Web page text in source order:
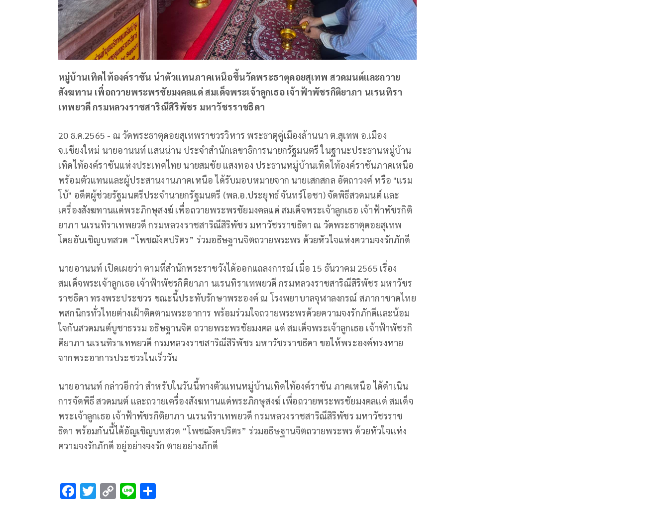
หมู่บ้านเทิดไท้องค์ราชัน นำตัวแทนภาคเหนือขึ้นวัดพระธาตุดอยสุเทพ สวดมนต์และถวาย
สังฆทาน เพื่อถวายพระพรชัยมงคลแด่ สมเด็จพระเจ้าลูกเธอ เจ้าฟ้าพัชรกิติยาภา นเรนทิรา
เทพยวดี กรมหลวงราชสาริณีสิริพัชร มหาวัชรราชธิดา
20 ธ.ค.2565 - ณ วัดพระธาตุดอยสุเทพราชวรวิหาร พระธาตุคู่เมืองล้านนา ต.สุเทพ อ.เมือง
จ.เชียงใหม่ นายอานนท์ แสนน่าน ประจำสำนักเลขาธิการนายกรัฐมนตรี ในฐานะประธานหมู่บ้าน
เทิดไท้องค์ราชันแห่งประเทศไทย นายสมชัย แสงทอง ประธานหมู่บ้านเทิดไท้องค์ราชันภาคเหนือ
พร้อมตัวแทนและผู้ประสานงานภาคเหนือ ได้รับมอบหมายจาก นายเสกสกล อัตถาวงศ์ หรือ "แรม
โบ้" อดีตผู้ช่วยรัฐมนตรีประจำนายกรัฐมนตรี (พล.อ.ประยุทธ์ จันทร์โอชา) จัดพิธีสวดมนต์ และ
เครื่องสังฆทานแด่พระภิกษุสงฆ์ เพื่อถวายพระพรชัยมงคลแด่ สมเด็จพระเจ้าลูกเธอ เจ้าฟ้าพัชรกิติ
ยาภา นเรนทิราเทพยวดี กรมหลวงราชสาริณีสิริพัชร มหาวัชรราชธิดา ณ วัดพระธาตุดอยสุเทพ
โดยอันเชิญบทสวด “โพชฌังคปริตร” ร่วมอธิษฐานจิตถวายพระพร ด้วยหัวใจแห่งความจงรักภักดี
นายอานนท์ เปิดเผยว่า ตามที่สำนักพระราชวังได้ออกแถลงการณ์ เมื่อ 15 ธันวาคม 2565 เรื่อง
สมเด็จพระเจ้าลูกเธอ เจ้าฟ้าพัชรกิติยาภา นเรนทิราเทพยวดี กรมหลวงราชสาริณีสิริพัชร มหาวัชร
ราชธิดา ทรงพระประชวร ขณะนี้ประทับรักษาพระองค์ ณ โรงพยาบาลจุฬาลงกรณ์ สภากาชาดไทย
พสกนิกรทั่วไทยต่างเฝ้าติดตามพระอาการ พร้อมร่วมใจถวายพระพรด้วยความจงรักภักดีและน้อม
ใจกันสวดมนต์บูชาธรรม อธิษฐานจิต ถวายพระพรชัยมงคล แด่ สมเด็จพระเจ้าลูกเธอ เจ้าฟ้าพัชรกิ
ติยาภา นเรนทิราเทพยวดี กรมหลวงราชสาริณีสิริพัชร มหาวัชรราชธิดา ขอให้พระองค์ทรงหาย
จากพระอาการประชวรในเร็ววัน
นายอานนท์ กล่าวอีกว่า สำหรับในวันนี้ทางตัวแทนหมู่บ้านเทิดไท้องค์ราชัน ภาคเหนือ ได้ดำเนิน
การจัดพิธี สวดมนต์ และถวายเครื่องสังฆทานแด่พระภิกษุสงฆ์ เพื่อถวายพระพรชัยมงคลแด่ สมเด็จ
พระเจ้าลูกเธอ เจ้าฟ้าพัชรกิติยาภา นเรนทิราเทพยวดี กรมหลวงราชสาริณีสิริพัชร มหาวัชรราช
ธิดา พร้อมกันนี้ได้อัญเชิญบทสวด “โพชฌังคปริตร” ร่วมอธิษฐานจิตถวายพระพร ด้วยหัวใจแห่ง
ความจงรักภักดี อยู่อย่างจงรัก ตายอย่างภักดี
F T C Li